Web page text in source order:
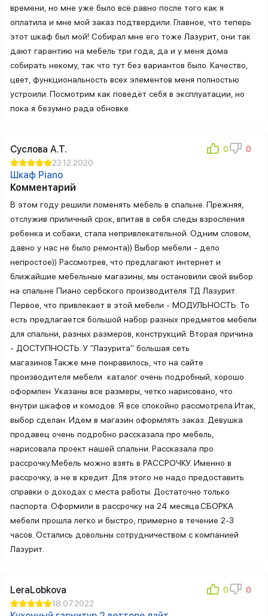
времени, но мне уже было всё равно после того как я
оплатила и мне мой заказ подтвердили. Главное, что теперь
этот шкаф был мой! Собирал мне его тоже Лазурит, они так
дают гарантию на мебель три года, да и у меня дома
собирать некому, так что тут без вариантов было. Качество,
цвет, функциональность всех элементов меня полностью
устроили. Посмотрим как поведёт себя в эксплуатации, но
пока я безумно рада обновке.
Суслова А.Т.
23.12.2020
Шкаф Piano
Комментарий
В этом году решили поменять мебель в спальне. Прежняя,
отслужив приличный срок, впитав в себя следы взросления
ребенка и собаки, стала непривлекательной. Одним словом,
давно у нас не было ремонта)) Выбор мебели - дело
непростое)) Рассмотрев, что предлагают интернет и
ближайшие мебельные магазины, мы остановили свой выбор
на спальне Пиано сербского производителя ТД Лазурит.
Первое, что привлекает в этой мебели - МОДУЛЬНОСТЬ. То
есть предлагается большой набор разных предметов мебели
для спальни, разных размеров, конструкций. Вторая причина
- ДОСТУПНОСТЬ. У "Лазурита" большая сеть
магазинов.Также мне понравилось, что на сайте
производителя мебели каталог очень подробный, хорошо
оформлен. Указаны все размеры, четко нарисовано, что
внутри шкафов и комодов. Я все спокойно рассмотрела.Итак,
выбор сделан. Идем в магазин оформлять заказ. Девушка
продавец очень подробно рассказала про мебель,
нарисовала проект нашей спальни. Рассказала про
рассрочку.Мебель можно взять в РАССРОЧКУ. Именно в
рассрочку, а не в кредит. Для этого не надо предоставить
справки о доходах с места работы. Достаточно только
паспорта. Оформили в рассрочку на 24 месяца.СБОРКА
мебели прошла легко и быстро, примерно в течение 2-3
часов. Остались довольны сотрудничеством с компанией
Лазурит.
LeraLobkova
18.07.2022